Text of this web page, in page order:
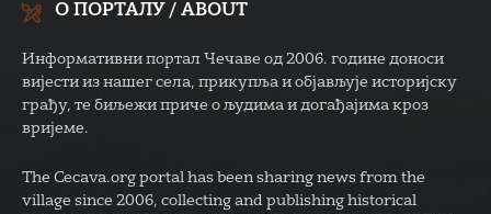
О ПОРТАЛУ / ABOUT
Информативни портал Чечаве од 2006. године доноси
вијести из нашег села, прикупља и објављује историјску
грађу, те биљежи приче о људима и догађајима кроз
вријеме.
The Cecava.org portal has been sharing news from the
village since 2006, collecting and publishing historical